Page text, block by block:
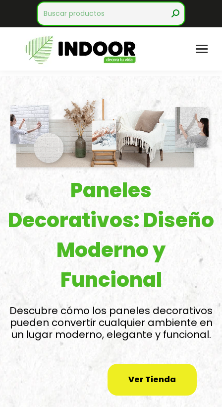
Search:
Paneles
Decorativos: Diseño
Moderno y
Funcional
Descubre cómo los paneles decorativos
pueden convertir cualquier ambiente en
un lugar moderno, elegante y funcional.
Ver Tienda